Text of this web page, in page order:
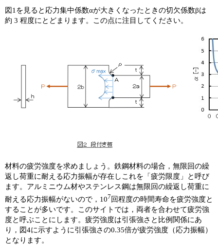
図1を見ると応力集中係数αが大きくなったときの切欠係数βは
約 3 程度にとどまります。この点に注目してください。
材料の疲労強度を求めましょう。鉄鋼材料の場合，無限回の繰
返し荷重に耐える応力振幅が存在しこれを「疲労限度」と呼び
ます。アルミニウム材やステンレス鋼は無限回の繰返し荷重に
耐える応力振幅がないので，107 回程度の時間寿命を疲労強度と
することが多いです。このサイトでは，両者を合わせて疲労強
度と呼ぶことにします。疲労強度は引張強さと比例関係にあ
り，図4に示すように引張強さの0.35倍が疲労強度（応力振幅）
となります。